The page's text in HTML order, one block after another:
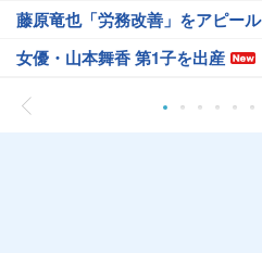
藤原竜也「労務改善」をアピール
女優・山本舞香 第1子を出産